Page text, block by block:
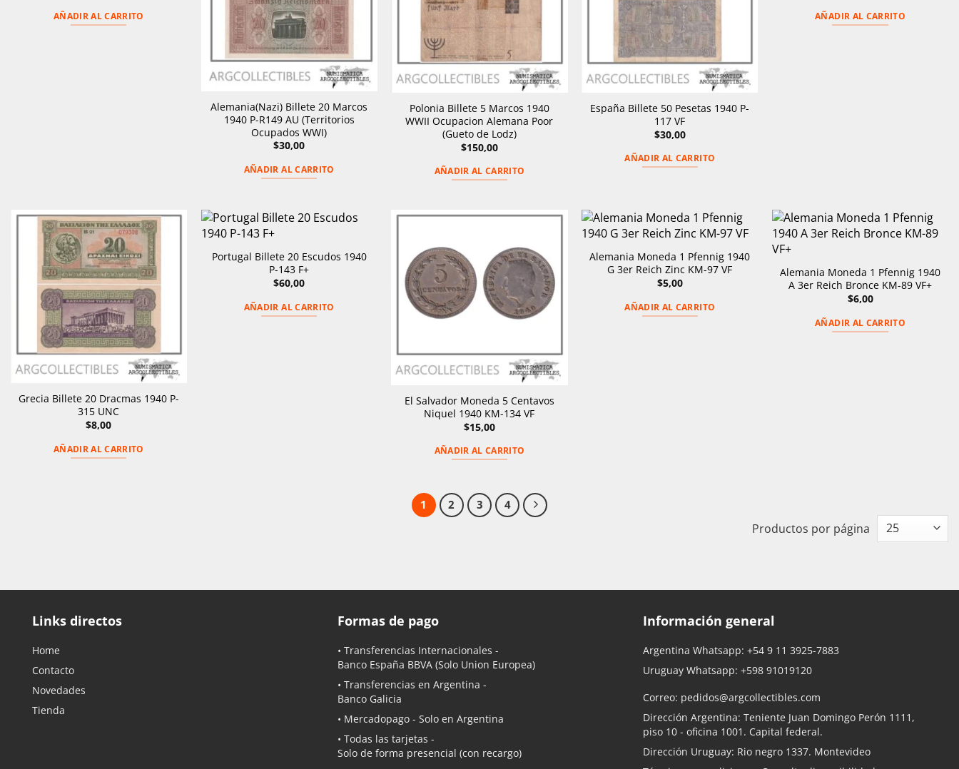
AÑADIR AL CARRITO
Alemania(Nazi) Billete 20 Marcos
1940 P-R149 AU (Territorios
Ocupados WWI)
$30,00
AÑADIR AL CARRITO
Polonia Billete 5 Marcos 1940
WWII Ocupacion Alemana Poor
(Gueto de Lodz)
$150,00
AÑADIR AL CARRITO
España Billete 50 Pesetas 1940 P-
117 VF
$30,00
AÑADIR AL CARRITO
AÑADIR AL CARRITO
Grecia Billete 20 Dracmas 1940 P-
315 UNC
$8,00
AÑADIR AL CARRITO
Portugal Billete 20 Escudos 1940
P-143 F+
$60,00
AÑADIR AL CARRITO
El Salvador Moneda 5 Centavos
Niquel 1940 KM-134 VF
$15,00
AÑADIR AL CARRITO
Alemania Moneda 1 Pfennig 1940
G 3er Reich Zinc KM-97 VF
$5,00
AÑADIR AL CARRITO
Alemania Moneda 1 Pfennig 1940
A 3er Reich Bronce KM-89 VF+
$6,00
AÑADIR AL CARRITO
1 2 3 4
Productos por página
Links directos
Home
Contacto
Novedades
Tienda
Formas de pago
• Transferencias Internacionales -
Banco España BBVA (Solo Union Europea)
• Transferencias en Argentina -
Banco Galicia
• Mercadopago - Solo en Argentina
• Todas las tarjetas -
Solo de forma presencial (con recargo)
Información general
Argentina Whatsapp: +54 9 11 3925-7883
Uruguay Whatsapp: +598 91019120
Correo: pedidos@argcollectibles.com
Dirección Argentina: Teniente Juan Domingo Perón 1111,
piso 10 - oficina 1001. Capital federal.
Dirección Uruguay: Rio negro 1337. Montevideo